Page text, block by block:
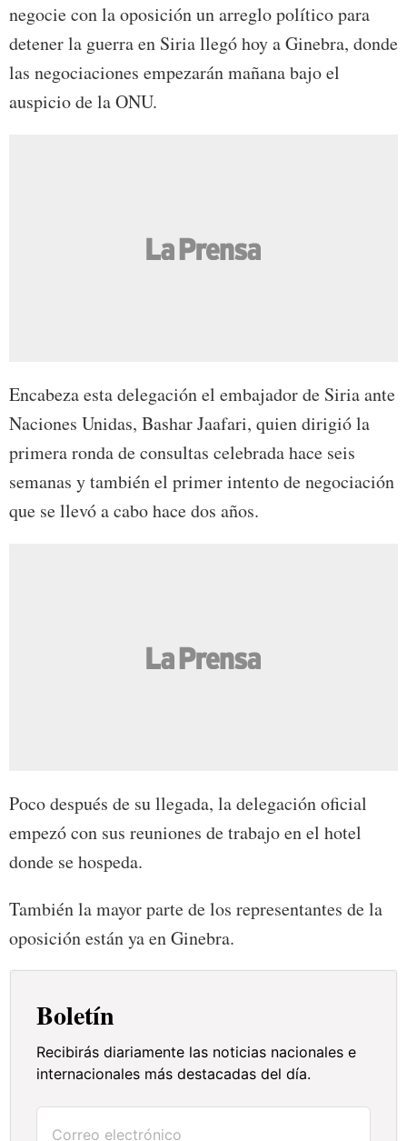
negocie con la oposición un arreglo político para
detener la guerra en Siria llegó hoy a Ginebra, donde
las negociaciones empezarán mañana bajo el
auspicio de la ONU.
Encabeza esta delegación el embajador de Siria ante
Naciones Unidas, Bashar Jaafari, quien dirigió la
primera ronda de consultas celebrada hace seis
semanas y también el primer intento de negociación
que se llevó a cabo hace dos años.
Poco después de su llegada, la delegación oficial
empezó con sus reuniones de trabajo en el hotel
donde se hospeda.
También la mayor parte de los representantes de la
oposición están ya en Ginebra.
Boletín
Recibirás diariamente las noticias nacionales e
internacionales más destacadas del día.